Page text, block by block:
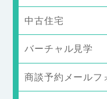
中古住宅
バーチャル見学
商談予約メールフ